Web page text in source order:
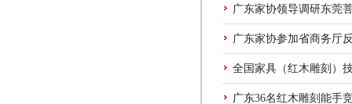
广东家协领导调研东莞
广东家协参加省商务厅
全国家具（红木雕刻）
广东36名红木雕刻能手